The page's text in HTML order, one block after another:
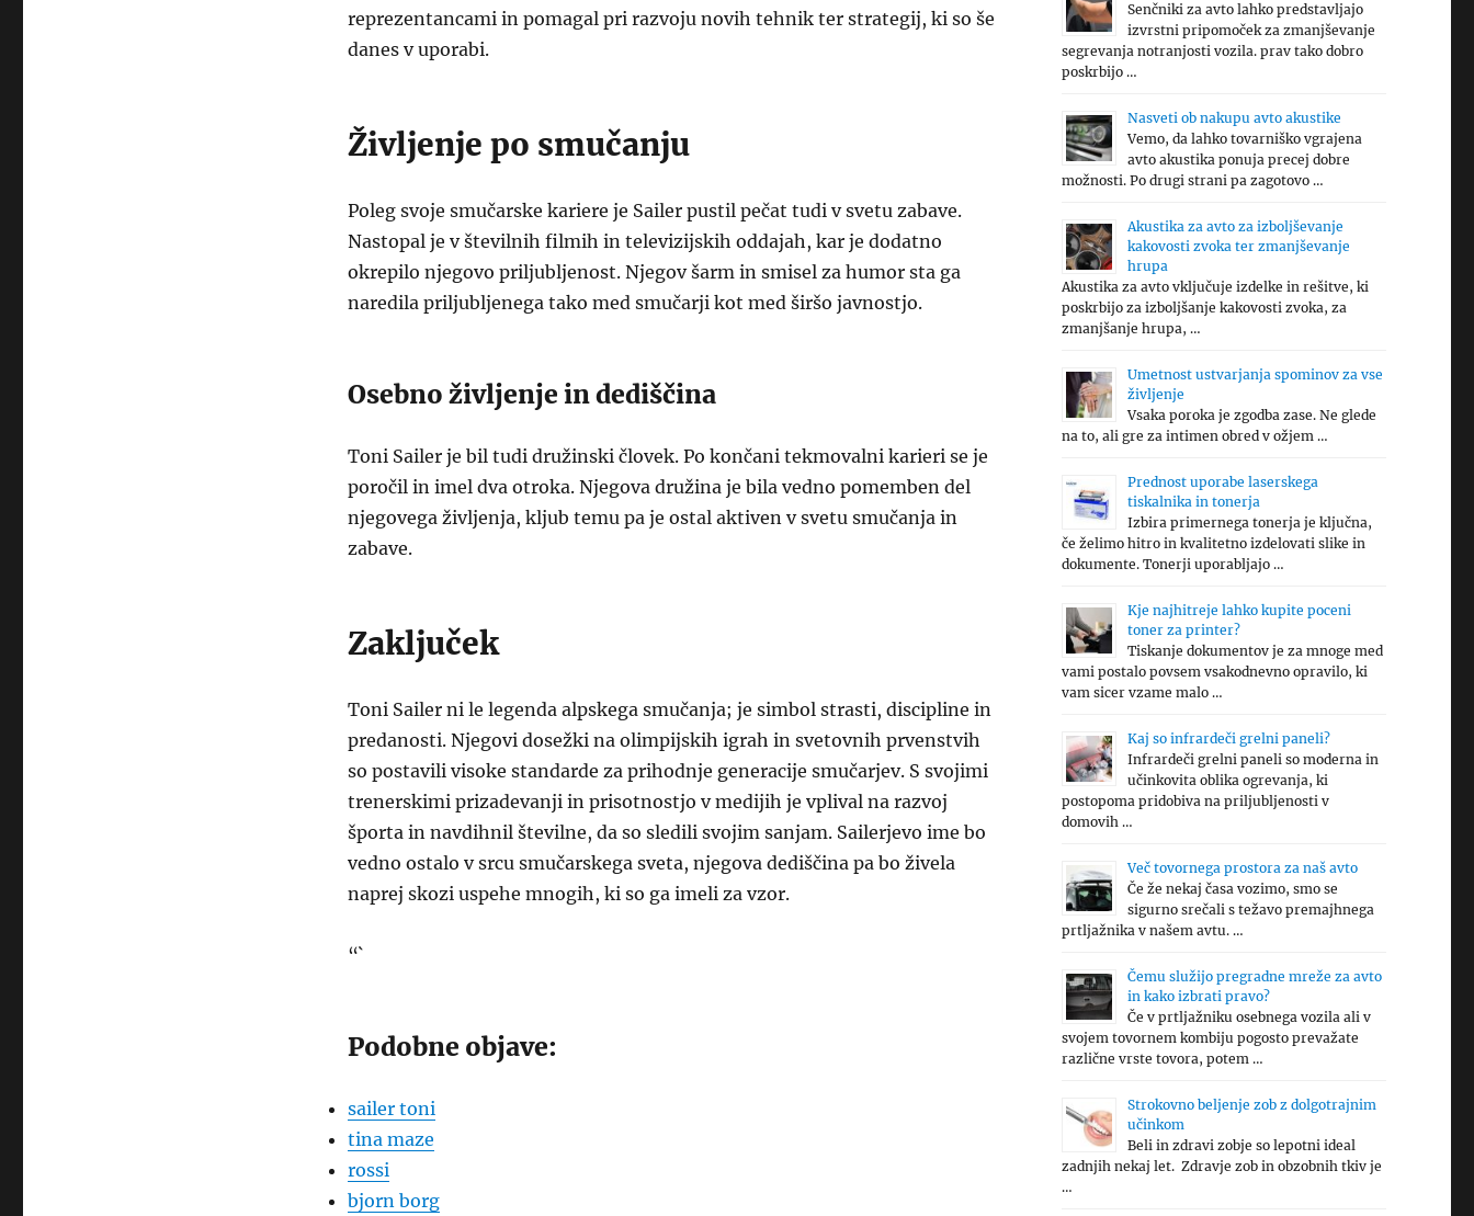
reprezentancami in pomagal pri razvoju novih tehnik ter strategij, ki so še
danes v uporabi.
Življenje po smučanju
Poleg svoje smučarske kariere je Sailer pustil pečat tudi v svetu zabave.
Nastopal je v številnih filmih in televizijskih oddajah, kar je dodatno
okrepilo njegovo priljubljenost. Njegov šarm in smisel za humor sta ga
naredila priljubljenega tako med smučarji kot med širšo javnostjo.
Osebno življenje in dediščina
Toni Sailer je bil tudi družinski človek. Po končani tekmovalni karieri se je
poročil in imel dva otroka. Njegova družina je bila vedno pomemben del
njegovega življenja, kljub temu pa je ostal aktiven v svetu smučanja in
zabave.
Zaključek
Toni Sailer ni le legenda alpskega smučanja; je simbol strasti, discipline in
predanosti. Njegovi dosežki na olimpijskih igrah in svetovnih prvenstvih
so postavili visoke standarde za prihodnje generacije smučarjev. S svojimi
trenerskimi prizadevanji in prisotnostjo v medijih je vplival na razvoj
športa in navdihnil številne, da so sledili svojim sanjam. Sailerjevo ime bo
vedno ostalo v srcu smučarskega sveta, njegova dediščina pa bo živela
naprej skozi uspehe mnogih, ki so ga imeli za vzor.
“`
Podobne objave:
sailer toni
tina maze
rossi
bjorn borg
Senčniki za avto lahko predstavljajo
izvrstni pripomoček za zmanjševanje
segrevanja notranjosti vozila. prav tako dobro
poskrbijo …
Nasveti ob nakupu avto akustike
Vemo, da lahko tovarniško vgrajena
avto akustika ponuja precej dobre
možnosti. Po drugi strani pa zagotovo …
Akustika za avto za izboljševanje
kakovosti zvoka ter zmanjševanje
hrupa
Akustika za avto vključuje izdelke in rešitve, ki
poskrbijo za izboljšanje kakovosti zvoka, za
zmanjšanje hrupa, …
Umetnost ustvarjanja spominov za vse
življenje
Vsaka poroka je zgodba zase. Ne glede
na to, ali gre za intimen obred v ožjem …
Prednost uporabe laserskega
tiskalnika in tonerja
Izbira primernega tonerja je ključna,
če želimo hitro in kvalitetno izdelovati slike in
dokumente. Tonerji uporabljajo …
Kje najhitreje lahko kupite poceni
toner za printer?
Tiskanje dokumentov je za mnoge med
vami postalo povsem vsakodnevno opravilo, ki
vam sicer vzame malo …
Kaj so infrardeči grelni paneli?
Infrardeči grelni paneli so moderna in
učinkovita oblika ogrevanja, ki
postopoma pridobiva na priljubljenosti v
domovih …
Več tovornega prostora za naš avto
Če že nekaj časa vozimo, smo se
sigurno srečali s težavo premajhnega
prtljažnika v našem avtu. …
Čemu služijo pregradne mreže za avto
in kako izbrati pravo?
Če v prtljažniku osebnega vozila ali v
svojem tovornem kombiju pogosto prevažate
različne vrste tovora, potem …
Strokovno beljenje zob z dolgotrajnim
učinkom
Beli in zdravi zobje so lepotni ideal
zadnjih nekaj let. Zdravje zob in obzobnih tkiv je
…